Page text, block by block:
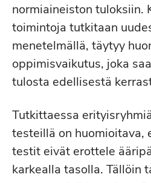
normiaineiston tuloksiin.
toimintoja tutkitaan
menetelmällä, täytyy
oppimisvaikutus, joka
tulosta edellisestä
Tutkittaessa
testeillä on huomioitava,
testit eivät erottele
karkealla tasolla. Tällöin